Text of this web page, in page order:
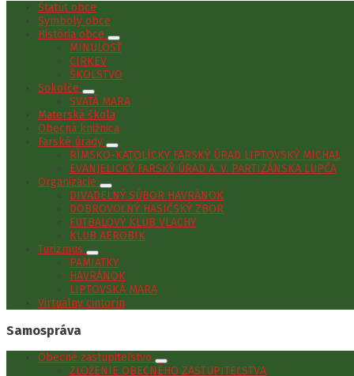
Štatút obce
Symboly obce
História obce
MINULOSŤ
CIRKEV
ŠKOLSTVO
Sokolče
SVÄTÁ MARA
Materská škola
Obecná knižnica
Farské úrady
RÍMSKO-KATOLÍCKY FARSKÝ ÚRAD LIPTOVSKÝ MICHAL
EVANJELICKÝ FARSKÝ ÚRAD A. V. PARTIZÁNSKA ĽUPČA
Organizácie
DIVADELNÝ SÚBOR HAVRÁNOK
DOBROVOĽNÝ HASIČSKÝ ZBOR
FUTBALOVÝ KLUB VLACHY
KLUB AEROBIK
Turizmus
PAMIATKY
HAVRÁNOK
LIPTOVSKÁ MARA
Virtuálny cintorín
Samospráva
Obecné zastupiteľstvo
ZLOŽENIE OBECNÉHO ZASTUPITEĽSTVA